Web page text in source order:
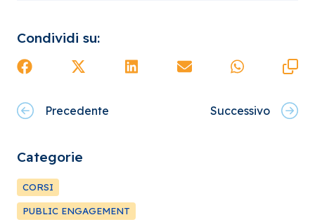
Condividi su:
Precedente Successivo
Categorie
CORSI
PUBLIC ENGAGEMENT